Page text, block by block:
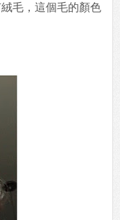
毛，這個毛的顏色